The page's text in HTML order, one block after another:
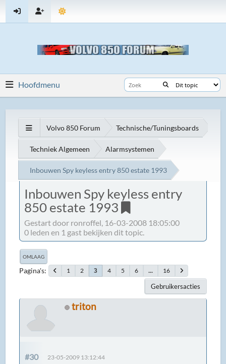
Hoofdmenu
Volvo 850 Forum Technische/Tuningsboards
Techniek Algemeen Alarmsystemen
Inbouwen Spy keyless entry 850 estate 1993
Inbouwen Spy keyless entry
850 estate 1993
Gestart door ronroffel, 16-03-2008 18:05:00
0 leden en 1 gast bekijken dit topic.
OMLAAG
Pagina's 1 2 3 4 5 6 ... 16
Gebruikersacties
triton
#30 23-05-2009 13:12:44